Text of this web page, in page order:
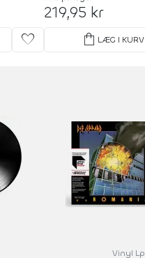
favorite
219,95 kr
shopping_bag LÆG I KURV
Vinyl Lp